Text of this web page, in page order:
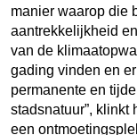
manier waarop die
aantrekkelijkheid
van de
gading vinden en
permanente en
stadsnatuur”, klinkt
een